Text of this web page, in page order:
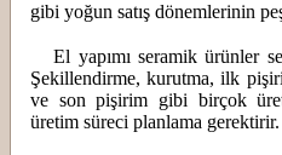
gibi yoğun satış dönemlerinin
El yapımı seramik ürünler
Şekillendirme, kurutma, ilk
ve son pişirim gibi birçok
üretim süreci planlama gerektirir.